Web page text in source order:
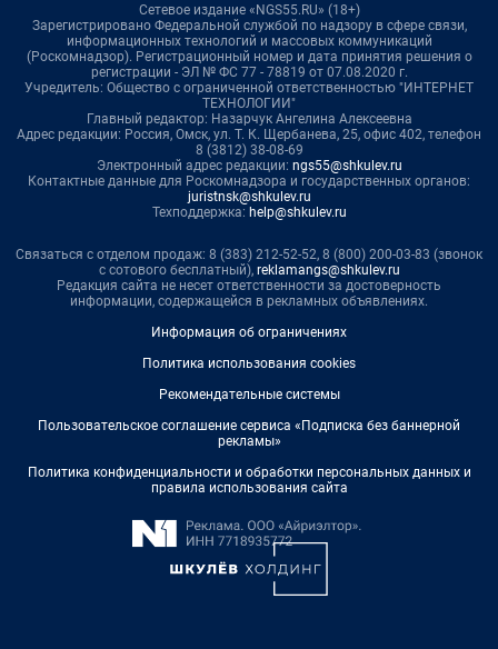
Сетевое издание «NGS55.RU» (18+)
Зарегистрировано Федеральной службой по надзору в сфере связи,
информационных технологий и массовых коммуникаций
(Роскомнадзор). Регистрационный номер и дата принятия решения о
регистрации - ЭЛ № ФС 77 - 78819 от 07.08.2020 г.
Учредитель: Общество с ограниченной ответственностью "ИНТЕРНЕТ
ТЕХНОЛОГИИ"
Главный редактор: Назарчук Ангелина Алексеевна
Адрес редакции: Россия, Омск, ул. Т. К. Щербанева, 25, офис 402, телефон
8 (3812) 38-08-69
Электронный адрес редакции: ngs55@shkulev.ru
Контактные данные для Роскомнадзора и государственных органов:
juristnsk@shkulev.ru
Техподдержка: help@shkulev.ru
Связаться с отделом продаж: 8 (383) 212-52-52, 8 (800) 200-03-83 (звонок
с сотового бесплатный), reklamangs@shkulev.ru
Редакция сайта не несет ответственности за достоверность
информации, содержащейся в рекламных объявлениях.
Информация об ограничениях
Политика использования cookies
Рекомендательные системы
Пользовательское соглашение сервиса «Подписка без баннерной
рекламы»
Политика конфиденциальности и обработки персональных данных и
правила использования сайта